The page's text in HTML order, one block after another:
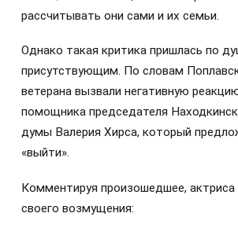
рассчитывать они сами и их семьи.
Однако такая критика пришлась по
присутствующим. По словам
ветерана вызвали негативную
помощника председателя
думы Валерия Хирса, который
«выйти».
Комментируя произошедшее, актриса
своего возмущения: